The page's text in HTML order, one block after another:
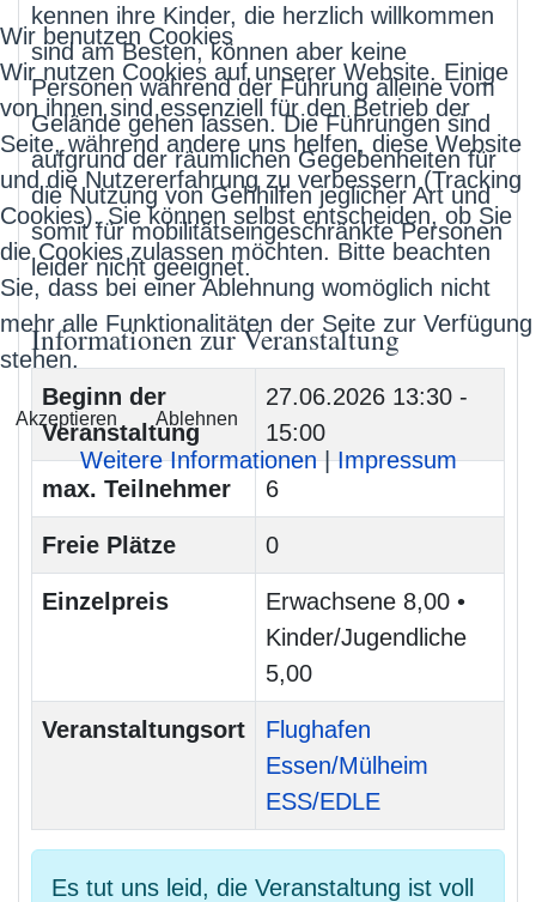
kennen ihre Kinder, die herzlich willkommen
sind am Besten, können aber keine
Personen während der Führung alleine vom
Gelände gehen lassen. Die Führungen sind
aufgrund der räumlichen Gegebenheiten für
die Nutzung von Gehhilfen jeglicher Art und
somit für mobilitätseingeschränkte Personen
leider nicht geeignet.
Informationen zur Veranstaltung
Beginn der
Veranstaltung
27.06.2026 13:30 -
15:00
max. Teilnehmer 6
Freie Plätze 0
Einzelpreis
Erwachsene 8,00 •
Kinder/Jugendliche
5,00
Veranstaltungsort
Flughafen
Essen/Mülheim
ESS/EDLE
Es tut uns leid, die Veranstaltung ist voll
Wir benutzen Cookies
Wir nutzen Cookies auf unserer Website. Einige
von ihnen sind essenziell für den Betrieb der
Seite, während andere uns helfen, diese Website
und die Nutzererfahrung zu verbessern (Tracking
Cookies). Sie können selbst entscheiden, ob Sie
die Cookies zulassen möchten. Bitte beachten
Sie, dass bei einer Ablehnung womöglich nicht
mehr alle Funktionalitäten der Seite zur Verfügung
stehen.
Akzeptieren Ablehnen
Weitere Informationen|Impressum